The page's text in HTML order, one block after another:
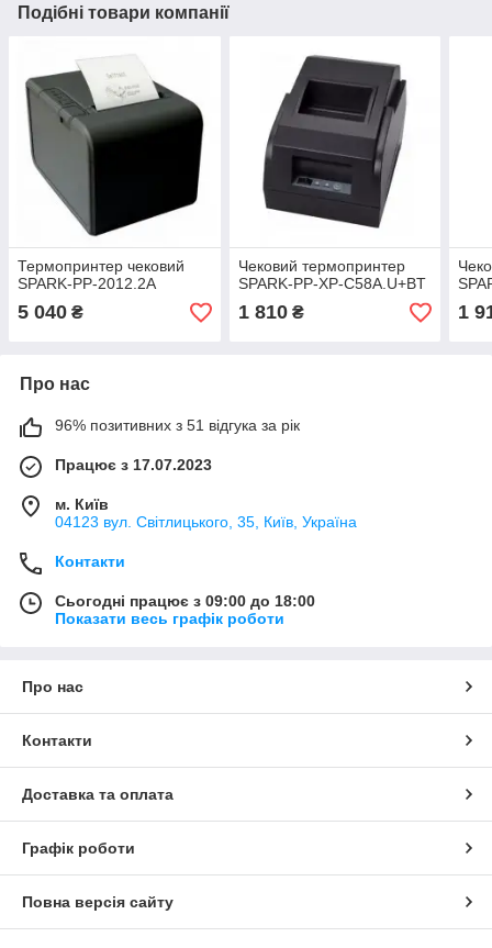
Подібні товари компанії
Термопринтер чековий
SPARK-PP-2012.2A
5 040 ₴
Чековий термопринтер
SPARK-PP-XP-C58A.U+BT
1 810₴ 1
Про нас
96% позитивних з 51 відгука за рік
Працює з 17.07.2023
м. Київ
04123 вул. Світлицького, 35, Київ, Україна
Контакти
Сьогодні працює з 09:00 до 18:00
Показати весь графік роботи
Про нас
Контакти
Доставка та оплата
Графік роботи
Повна версія сайту